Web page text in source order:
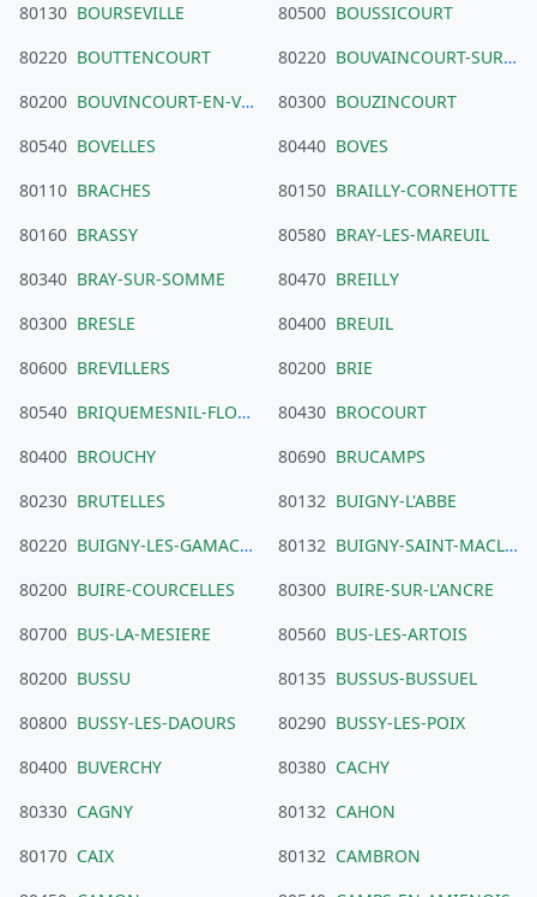
80130 BOURSEVILLE 80500 BOUSSICOURT
80220 BOUTTENCOURT 80220 BOUVAINCOURT-SUR-BRESLE
80200 BOUVINCOURT-EN-VERMANDOIS 80300 BOUZINCOURT
80540 BOVELLES 80440 BOVES
80110 BRACHES 80150 BRAILLY-CORNEHOTTE
80160 BRASSY 80580 BRAY-LES-MAREUIL
80340 BRAY-SUR-SOMME 80470 BREILLY
80300 BRESLE 80400 BREUIL
80600 BREVILLERS 80200 BRIE
80540 BRIQUEMESNIL-FLOXICOURT 80430 BROCOURT
80400 BROUCHY 80690 BRUCAMPS
80230 BRUTELLES 80132 BUIGNY-L'ABBE
80220 BUIGNY-LES-GAMACHES 80132 BUIGNY-SAINT-MACLOU
80200 BUIRE-COURCELLES 80300 BUIRE-SUR-L'ANCRE
80700 BUS-LA-MESIERE 80560 BUS-LES-ARTOIS
80200 BUSSU 80135 BUSSUS-BUSSUEL
80800 BUSSY-LES-DAOURS 80290 BUSSY-LES-POIX
80400 BUVERCHY 80380 CACHY
80330 CAGNY 80132 CAHON
80170 CAIX 80132 CAMBRON